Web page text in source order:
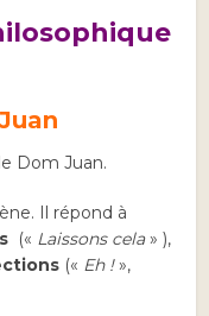
Dom Juan.
Il répond à
(« Laissons cela» ),
(« Eh !»,